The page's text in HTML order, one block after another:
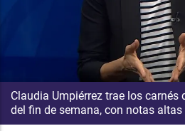
Claudia Umpiérrez trae los carnés
del fin de semana, con notas